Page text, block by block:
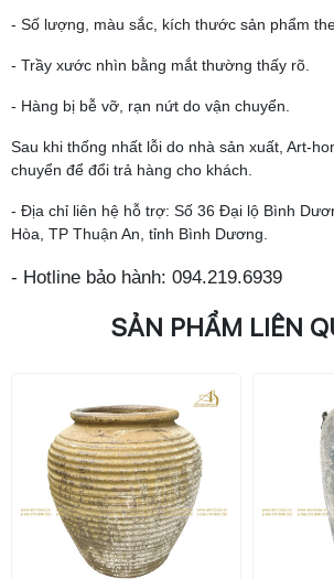
- Số lượng, màu sắc, kích thước sản phẩm
- Trầy xước nhìn bằng mắt thường thấy rõ.
- Hàng bị bễ vỡ, rạn nứt do vận chuyển.
Sau khi thống nhất lỗi do nhà sản xuất, Art-
chuyển để đổi trả hàng cho khách.
- Địa chỉ liên hệ hỗ trợ: Số 36 Đại lộ Bình
Hòa, TP Thuận An, tỉnh Bình Dương.
- Hotline bảo hành: 094.219.6939
SẢN PHẨM LIÊN